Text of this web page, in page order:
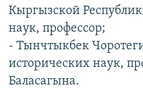
Кыргызской
наук, профессор;
- Тынчтыкбек
исторических наук,
Баласагына.